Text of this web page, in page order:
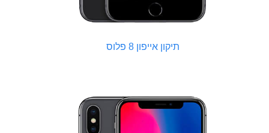
תיקון אייפון 8 פלוס